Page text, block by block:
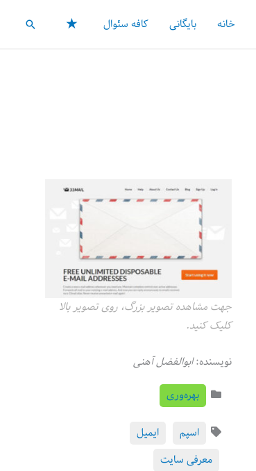
خانه بایگانی کافه سئوال ★ جستجو
جهت مشاهده تصویر بزرگ، روی تصویر بالا
کلیک کنید.
نویسنده:ابوالفضل آهنی
بهره‌وری
اسپم
ایمیل
معرفی سایت